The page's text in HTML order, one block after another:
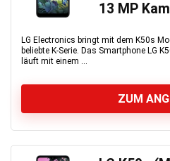
13 MP
LG Electronics bringt mit dem K50s
beliebte K-Serie. Das Smartphone LG
läuft mit einem ...
ZUM